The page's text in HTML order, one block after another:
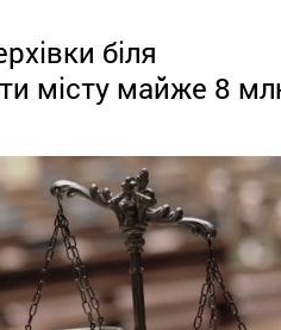
біля
місту майже 8